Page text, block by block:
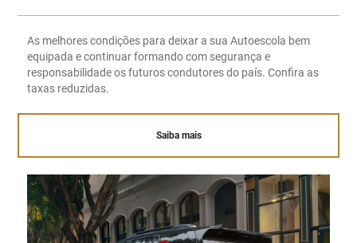
As melhores condições para deixar a sua Autoescola bem
equipada e continuar formando com segurança e
responsabilidade os futuros condutores do país. Confira as
taxas reduzidas.
Saiba mais